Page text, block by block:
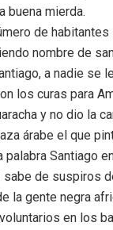
buena mierda.
de
nombre de
a nadie se
los curas para
y no dio la
árabe el que
palabra Santiago
sabe de suspiros
la gente negra
en los